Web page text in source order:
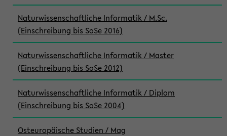
Naturwissenschaftliche Informatik / M.Sc.
(Einschreibung bis SoSe 2016)
Naturwissenschaftliche Informatik / Master
(Einschreibung bis SoSe 2012)
Naturwissenschaftliche Informatik / Diplom
(Einschreibung bis SoSe 2004)
Osteuropäische Studien / Mag